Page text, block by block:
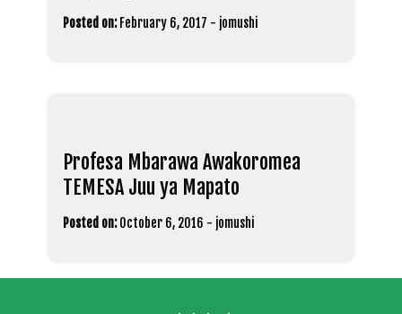
Posted on: February 6, 2017 - jomushi
Profesa Mbarawa Awakoromea
TEMESA Juu ya Mapato
Posted on: October 6, 2016 - jomushi